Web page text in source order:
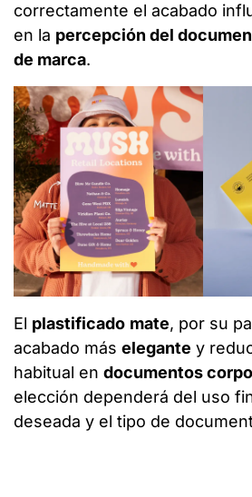
correctamente el acabado
en la percepción del
de marca.
El plastificado mate, por su
acabado más elegante y
habitual en documentos
elección dependerá del uso
deseada y el tipo de